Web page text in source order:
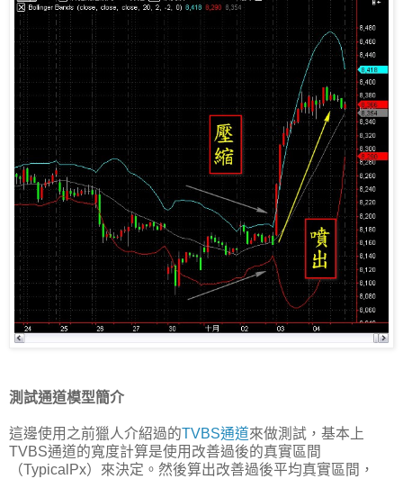
測試通道模型簡介
這邊使用之前獵人介紹過的TVBS通道來做測試，基本上
TVBS通道的寬度計算是使用改善過後的真實區間
（TypicalPx）來決定。然後算出改善過後平均真實區間，